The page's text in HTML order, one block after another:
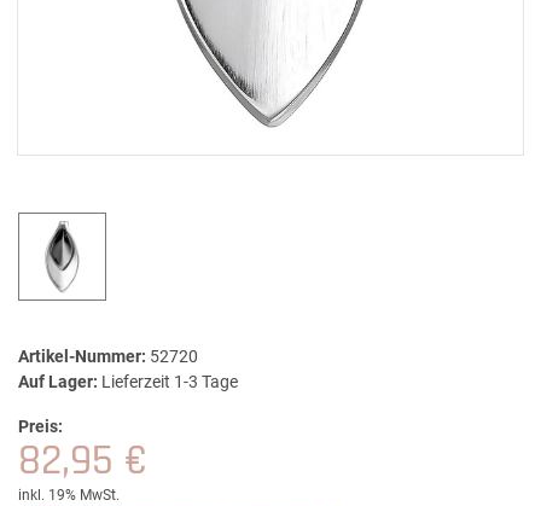
Artikel-Nummer: 52720
Auf Lager: Lieferzeit 1-3 Tage
Preis:
82,95 €
inkl. 19% MwSt.